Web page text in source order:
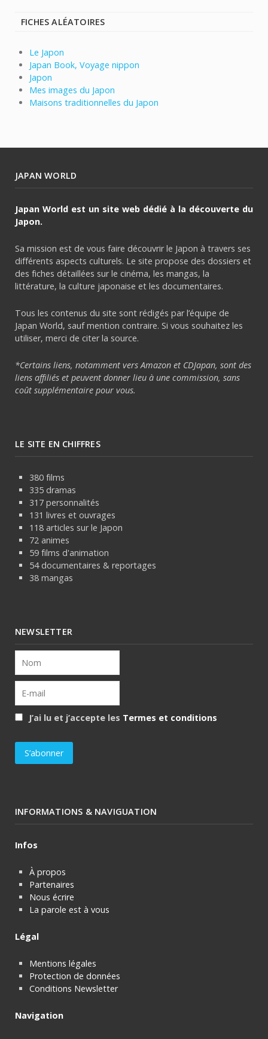
FICHES ALÉATOIRES
Le Japon
Japan Book, Voyage nippon
Japon
Mes images du Japon
Maisons traditionnelles du Japon
JAPAN WORLD
Japan World est un site web dédié à la découverte du
Japon.
Sa mission est de vous faire découvrir le Japon à travers ses
différents aspects culturels. Le site propose des dossiers et
des fiches détaillées sur le cinéma, les mangas, la
littérature, la culture japonaise et les documentaires.
Tous les contenus du site sont rédigés par l’équipe de
Japan World, sauf mention contraire. Si vous souhaitez les
utiliser, merci de citer la source.
*Certains liens, notamment vers Amazon et CDJapan, sont des
liens affiliés et peuvent donner lieu à une commission, sans
coût supplémentaire pour vous.
LE SITE EN CHIFFRES
380 films
335 dramas
317 personnalités
131 livres et ouvrages
118 articles sur le Japon
72 animes
59 films d'animation
54 documentaires & reportages
38 mangas
NEWSLETTER
J’ai lu et j’accepte les Termes et conditions
INFORMATIONS & NAVIGUATION
Infos
À propos
Partenaires
Nous écrire
La parole est à vous
Légal
Mentions légales
Protection de données
Conditions Newsletter
Navigation